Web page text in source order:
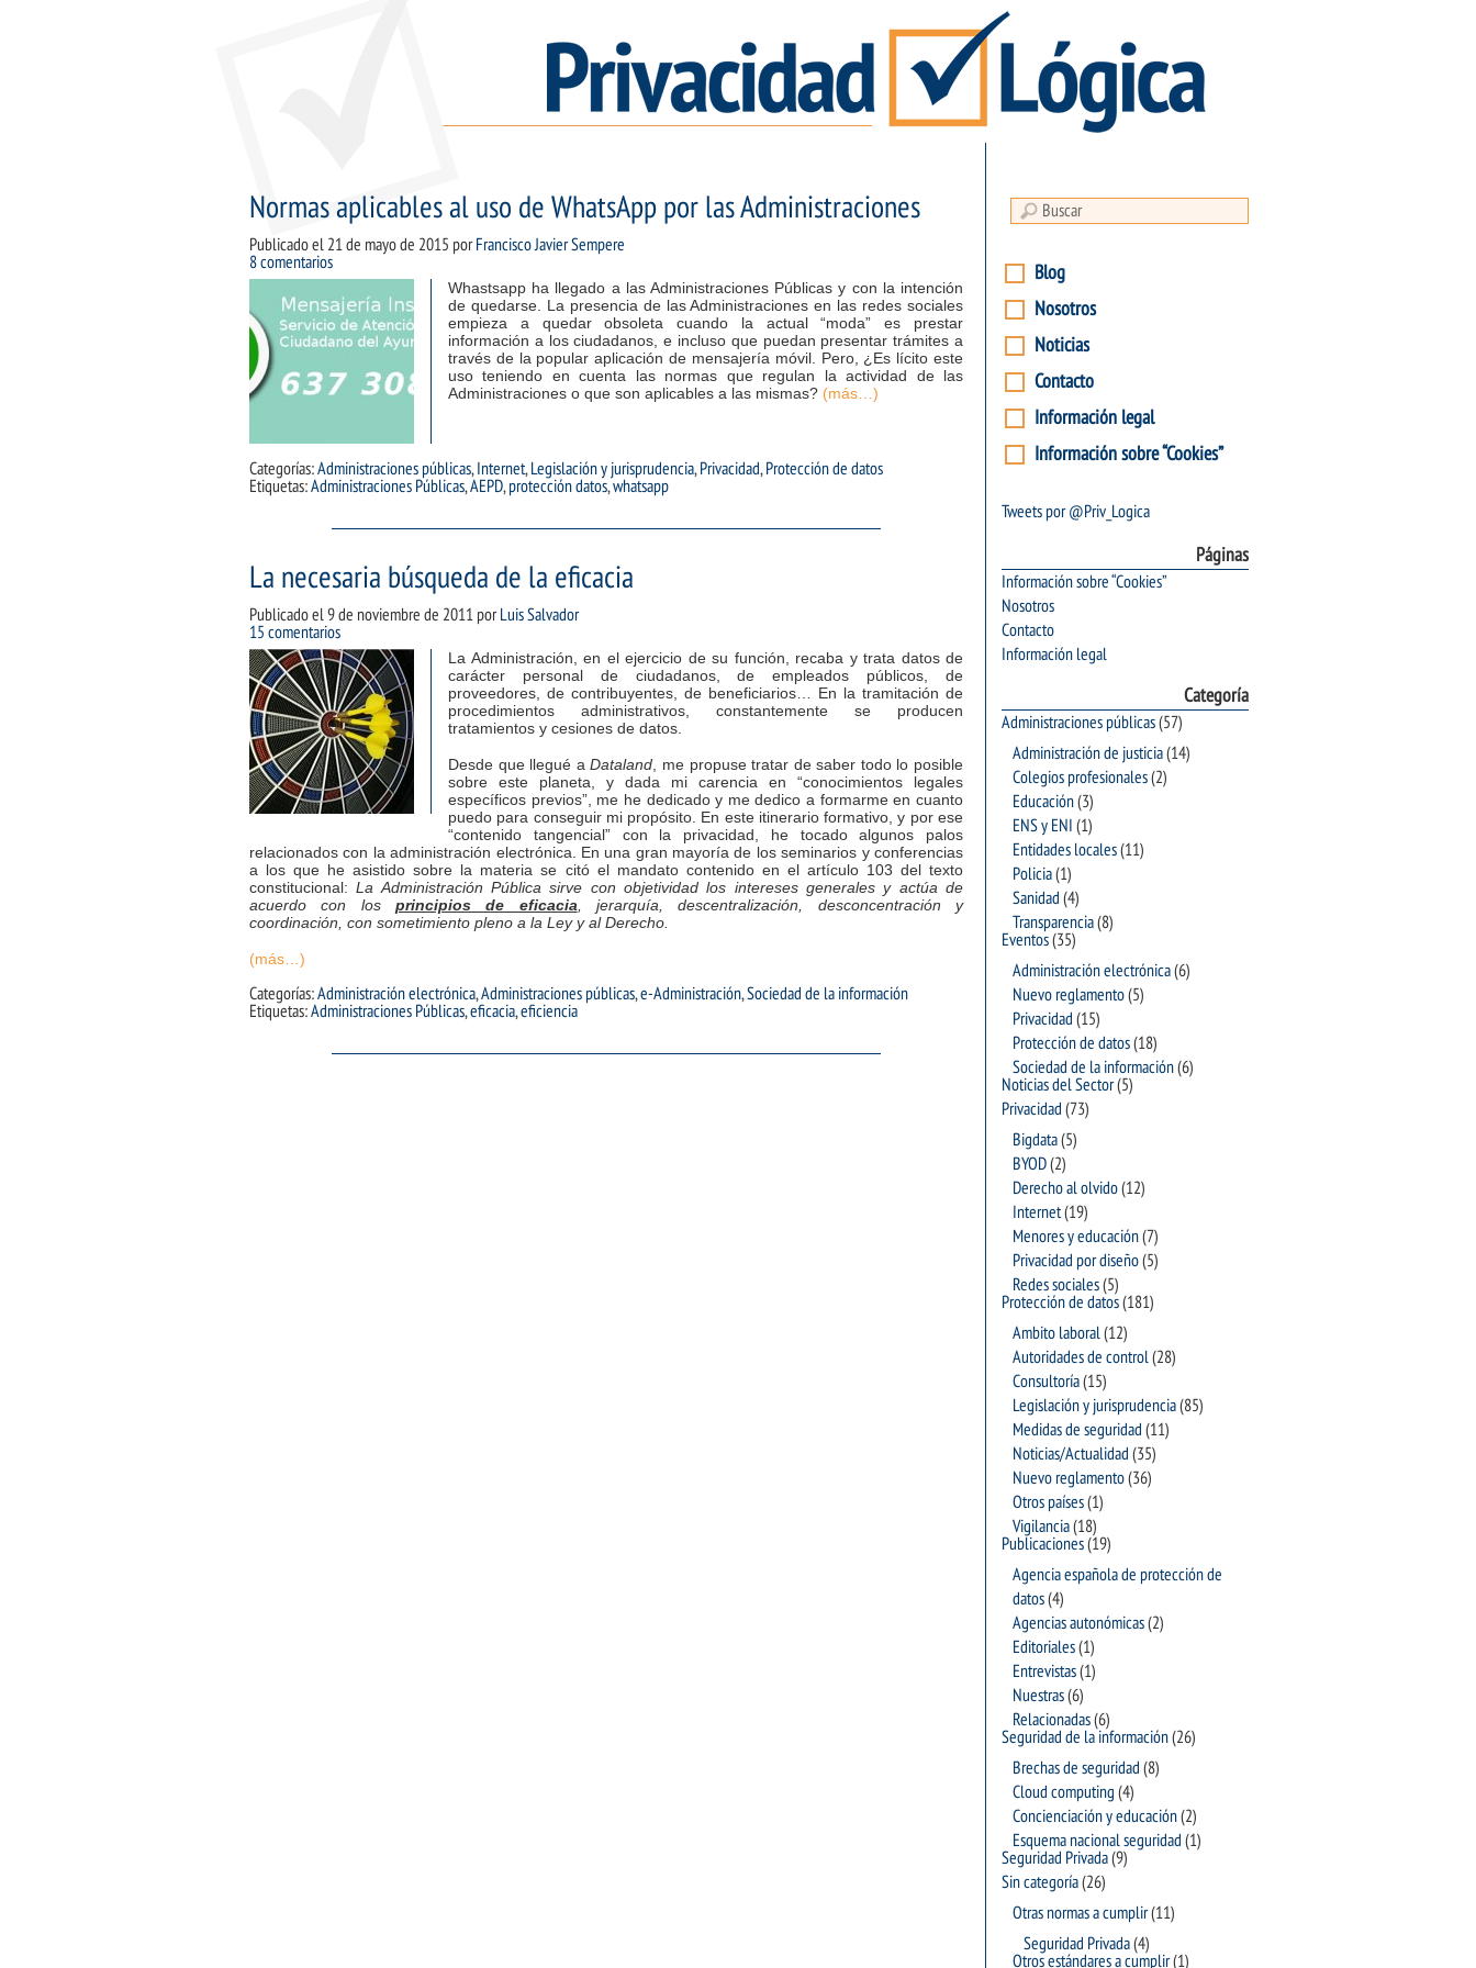
Normas aplicables al uso de WhatsApp por las Administraciones
Publicado el 21 de mayo de 2015 porFrancisco Javier Sempere
8 comentarios
Whastsapp ha llegado a las Administraciones Públicas y con la intención
de quedarse. La presencia de las Administraciones en las redes sociales
empieza a quedar obsoleta cuando la actual “moda” es prestar
información a los ciudadanos, e incluso que puedan presentar trámites a
través de la popular aplicación de mensajería móvil. Pero, ¿Es lícito este
uso teniendo en cuenta las normas que regulan la actividad de las
Administraciones o que son aplicables a las mismas? (más…)
Categorías:Administraciones públicas,Internet,Legislación y jurisprudencia,Privacidad,Protección de datos
Etiquetas:Administraciones Públicas,AEPD,protección datos,whatsapp
La necesaria búsqueda de la eficacia
Publicado el9 de noviembre de 2011 porLuis Salvador
15 comentarios
La Administración, en el ejercicio de su función, recaba y trata datos de
carácter personal de ciudadanos, de empleados públicos, de
proveedores, de contribuyentes, de beneficiarios… En la tramitación de
procedimientos administrativos, constantemente se producen
tratamientos y cesiones de datos.
Desde que llegué aDataland , me propuse tratar de saber todo lo posible
sobre este planeta, y dada mi carencia en “conocimientos legales
específicos previos”, me he dedicado y me dedico a formarme en cuanto
puedo para conseguir mi propósito. En este itinerario formativo, y por ese
“contenido tangencial” con la privacidad, he tocado algunos palos
relacionados con la administración electrónica. En una gran mayoría de los seminarios y conferencias
a los que he asistido sobre la materia se citó el mandato contenido en el artículo 103 del texto
constitucional:La Administración Pública sirve con objetividad los intereses generales y actúa de
acuerdo con los principios de eficacia , jerarquía, descentralización, desconcentración y
coordinación, con sometimiento pleno a la Ley y al Derecho.
(más…)
Categorías:Administración electrónica,Administraciones públicas,e-Administración,Sociedad de la información
Etiquetas:Administraciones Públicas,eficacia,eficiencia
Blog
Nosotros
Noticias
Contacto
Información legal
Información sobre “Cookies”
Tweets por @Priv_Logica
Páginas
Información sobre “Cookies”
Nosotros
Contacto
Información legal
Categoría
Administraciones públicas(57)
Administración de justicia(14)
Colegios profesionales(2)
Educación(3)
ENS y ENI (1)
Entidades locales(11)
Policia(1)
Sanidad (4)
Transparencia(8)
Eventos(35)
Administración electrónica(6)
Nuevo reglamento(5)
Privacidad (15)
Protección de datos(18)
Sociedad de la información(6)
Noticias del Sector(5)
Privacidad (73)
Bigdata(5)
BYOD(2)
Derecho al olvido(12)
Internet(19)
Menores y educación(7)
Privacidad por diseño(5)
Redes sociales(5)
Protección de datos(181)
Ambito laboral(12)
Autoridades de control(28)
Consultoría(15)
Legislación y jurisprudencia(85)
Medidas de seguridad (11)
Noticias/Actualidad (35)
Nuevo reglamento(36)
Otros países(1)
Vigilancia(18)
Publicaciones(19)
Agencia española de protección de
datos(4)
Agencias autonómicas(2)
Editoriales(1)
Entrevistas(1)
Nuestras(6)
Relacionadas(6)
Seguridad de la información(26)
Brechas de seguridad (8)
Cloud computing (4)
Concienciación y educación(2)
Esquema nacional seguridad (1)
Seguridad Privada(9)
Sin categoría(26)
Otras normas a cumplir(11)
Seguridad Privada(4)
Otros estándares a cumplir(1)